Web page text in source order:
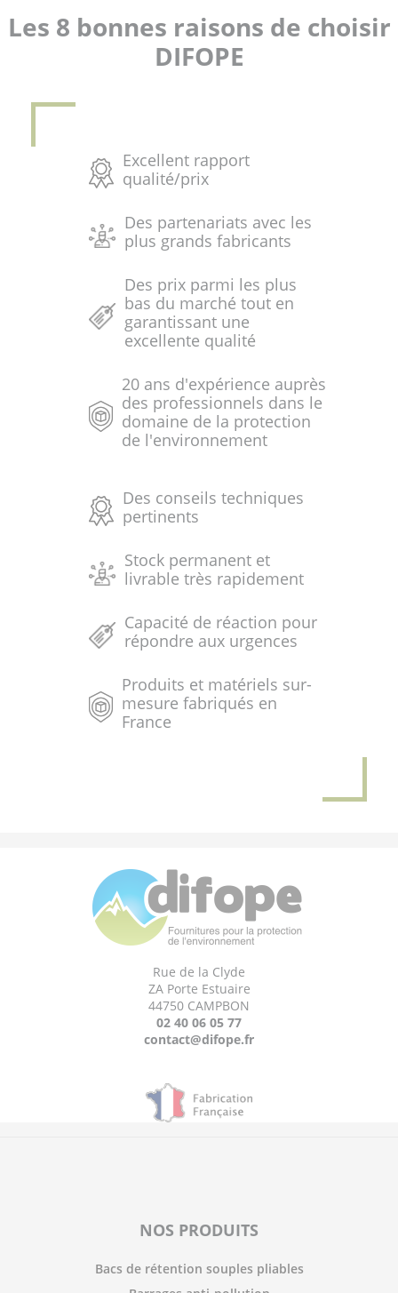
Les 8 bonnes raisons de choisir
DIFOPE
Excellent rapport
qualité/prix
Des partenariats avec les
plus grands fabricants
Des prix parmi les plus
bas du marché tout en
garantissant une
excellente qualité
20 ans d'expérience auprès
des professionnels dans le
domaine de la protection
de l'environnement
Des conseils techniques
pertinents
Stock permanent et
livrable très rapidement
Capacité de réaction pour
répondre aux urgences
Produits et matériels sur-
mesure fabriqués en
France
Rue de la Clyde
ZA Porte Estuaire
44750 CAMPBON
02 40 06 05 77
contact@difope.fr
NOS PRODUITS
Bacs de rétention souples pliables